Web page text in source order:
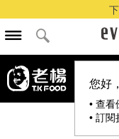
您好
• 查看
• 訂閱